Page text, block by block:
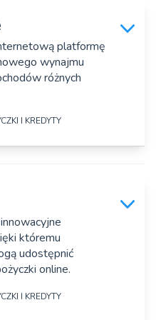
platformę
wynajmu
różnych
I KREDYTY
któremu
udostępnić
online.
I KREDYTY